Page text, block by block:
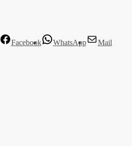
Facebook WhatsApp Mail